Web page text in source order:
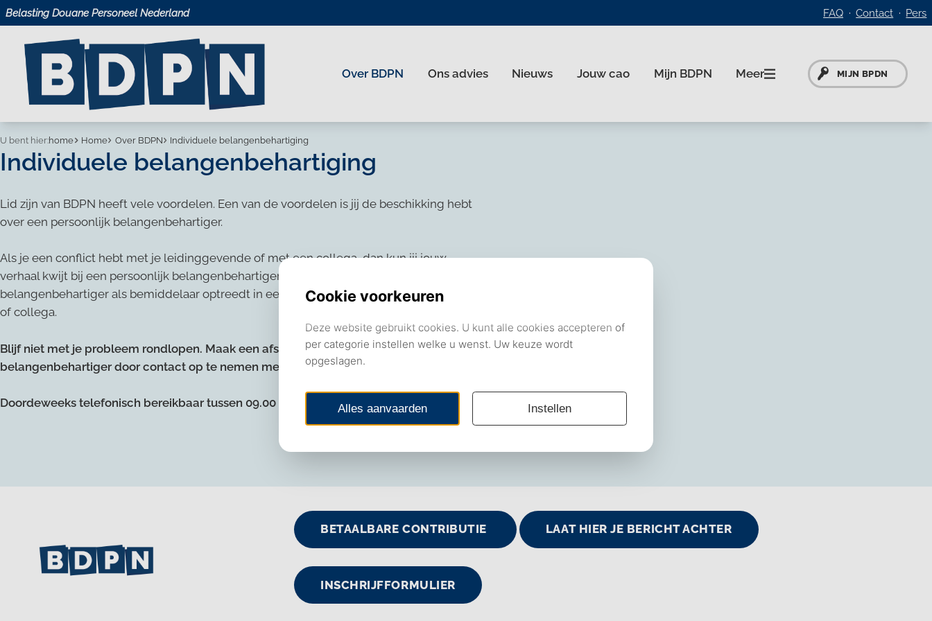
Belasting Douane Personeel Nederland FAQ Contact Pers
Over BDPN Ons advies Nieuws Jouw cao Mijn BDPN Meer MIJN BPDN
U bent hier:home Home Over BDPN Individuele belangenbehartiging
Individuele belangenbehartiging
Lid zijn van BDPN heeft vele voordelen. Een van de voordelen is jij de beschikking hebt
over een persoonlijk belangenbehartiger.
Als je een conflict hebt met je leidinggevende of met een collega, dan kun jij jouw
verhaal kwijt bij een persoonlijk belangenbehartiger van BDPN. Het kan nodig zijn dat de
belangenbehartiger als bemiddelaar optreedt in een gesprek met jouw leidinggevende
of collega.
Blijf niet met je probleem rondlopen. Maak een afspraak met een persoonlijk
belangenbehartiger door contact op te nemen met het secretariaat op 070 444 21 36.
Doordeweeks telefonisch bereikbaar tussen 09.00 - 17.00 uur.
BETAALBARE CONTRIBUTIE LAAT HIER JE BERICHT ACHTER
INSCHRIJFFORMULIER